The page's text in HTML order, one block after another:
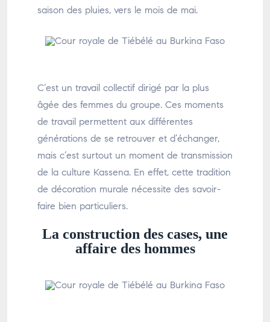
saison des pluies, vers le mois de mai.
C’est un travail collectif dirigé par la plus
âgée des femmes du groupe. Ces moments
de travail permettent aux différentes
générations de se retrouver et d’échanger,
mais c’est surtout un moment de transmission
de la culture Kassena. En effet, cette tradition
de décoration murale nécessite des savoir-
faire bien particuliers.
La construction des cases, une
affaire des hommes